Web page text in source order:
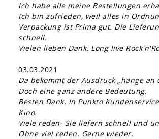
Ich habe alle meine Bestellungen
Ich bin zufrieden, weil alles in
Verpackung ist Prima gut. Die
schnell.
Vielen lieben Dank. Long live
03.03.2021
Da bekommt der Ausdruck „hänge an
Doch eine ganz andere Bedeutung.
Besten Dank. In Punkto
Kino.
Viele reden- Sie liefern schnell und
Ohne viel reden. Gerne wieder.